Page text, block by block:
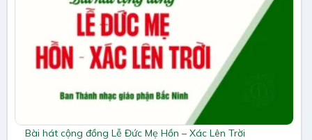
Bài hát cộng đồng Lễ Đức Mẹ Hồn – Xác Lên Trời